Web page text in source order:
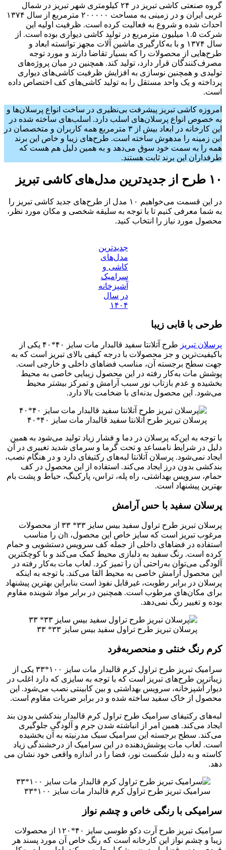
گروه صنعتی کاشی تبریز در ۲۴ کیلومتری شهر تبریز در شمال
غربی ایران و در زمینی به مساحت ۲۰۰۰۰۰ مترمربع از سال ۱۳۷۴
احداث شده و شروع به فعالیت کرده است. ظرفیت اولیه این
شرکت ۱.۵ میلیون مترمربع در تولید کاشی دیواری بوده است. از
سال ۱۳۷۴ و با به‌کارگیری ماشین آلات مجهز توانسته ابعاد و
طرح‌هایی از محصولات را که بسیار تقاضا دارند و مورد توجه
مصرف‌کنندگان قرار دارد، تولید کند. همچنین در میان پروژه‌های
تولیدی و همچنین نوسازی به افزایش ظرفیت کاشی‌های دیواری
پرداخته و یک واحد مستقل را به تولید کاشی‌های کف اختصاص داده
است.
امروزه کاشی تبریز پیشرفت بی‌نظیری در ساخت انواع پرسلان‌ها و
به خصوص انواع پرسلان‌های اسلب دارد. اسلب‌های ساخته شده در
این کارخانه در ابعاد بیش از ۳ مترمربع همه کاربران و متخصصان در
این زمینه را مدهوش ساخته است. طرح‌های زیبا و خاص این برند
همه را به سمت خود سوق می‌دهد و به همین دلیل هم هست که
طرفداران این برند ثابت هستند.
۱۰ طرح از جدیدترین مدل‌های کاشی تبریز
در این قسمت می‌خواهیم ۱۰ مدل از طرح‌های جدید کاشی تبریز را
به شما معرفی کنیم تا با توجه به سلیقه شخصی و مکان مورد نظر،
محصول مورد نیاز را انتخاب کنید.
جدیدترین
مدل‌های
کاشی و
سرامیک
آشپزخانه
در سال
۱۴۰۴
طرحی با قابی زیبا
پرسلان تبریز
طرح آتلانتا سفید قالبدار مات سایز ۴۰*۴۰ یکی از
باکیفیت‌ترین و جز محصولات با درجه کیفی بالای تبریز است که به
جهت سطح برجسته آن، مناسب فضاهای داخلی و خارجی است.
پوشش مات به‌کار رفته در این محصول زیبایی خاصی به محیط
بخشیده و عدم بازتاب نور سبب آرامش و تمرکز بیشتر محیط
می‌شود. این محصول بدنه‌ای با ضخامت بالا دارد.
پرسلان تبریز طرح آتلانتا سفید قالبدار مات سایز ۴۰*۴۰
با توجه به این‌که پرسلان در دما و فشار زیاد تولید می‌شود به همین
دلیل در شرایط نامساعد و تحت گرما و سرمای شدید تغییری در آن
ایجاد نمی‌شود. پرسلان آتلانتا لبه‌های رکتیفای دارد و در هنگام نصب،
بندکشی بدون درز ایجاد می‌کند. استفاده از این محصول در کف
حمام، سرویس بهداشتی، راه پله، تراس، پارکینگ، حیاط و پشت بام
بهترین پیشنهاد است.
پرسلان سفید با حس آرامش
پرسلان تبریز طرح تراول سفید بیس سایز ۳۳* ۳۳ از محصولات
مرغوب تبریز است که سایز خاص این محصول، hن را مناسب
استفاده در فضاهای داخلی از جمله کف سرویس دستشویی و حمام
کرده است. رنگ سفید به دلبازی محیط کمک می‌کند و با کوچکترین
آلودگی می‌توان به‌راحتی آن را تمیز کرد. لعاب مات به‌کار رفته در
این محصول آرامش خاصی به محیط القا می‌کند. با توجه به اینکه
پرسلان در برابر رطوبت، غیرقابل نفوذ است بنابراین بهترین پیشنهاد
برای مکان‌های مرطوب است. همچنین در برابر مواد شوینده مقاوم
بوده و تغییر رنگ نمی‌دهد.
پرسلان تبریز طرح تراول سفید بیس سایز ۳۳* ۳۳
کرم رنگ خنثی و منحصربه‌فرد
سرامیک تبریز طرح تراول کرم قالبدار مات سایز ۱۰۰*۳۳ یکی از
زیباترین طرح‌های تبریز است که با توجه به سایزی که دارد اغلب در
دیوار آشپزخانه، سرویس بهداشتی و بین کابینتی نصب می‌شود. این
محصول از خاک سفید ساخته شده و در برابر ضربات مقاوم است.
لبه‌های رکتیفای سرامیک طرح تراول کرم قالبدار بندکشی بدون بند
ایجاد می‌کند. همین امر از انباشته شدن جرم و آلودگی جلوگیری
می‌کند. سطح برجسته این سرامیک سبک مدرنیته به آن بخشیده
است. لعاب مات پوشش‌دهنده در این سرامیک از درخشندگی زیاد
کاسته و به دلیل شکست نور، فضا را در اندازه واقعی خود نشان می
دهد.
سرامیک تبریز طرح تراول کرم قالبدار مات سایز ۱۰۰*۳۳
سرامیکی با رنگی خاص و چشم نواز
سرامیک تبریز طرح آرت دکو طوسی سایز ۴۰*۱۲۰ از محصولات
زیبا و چشم نواز این کارخانه است که رنگ خاص آن مورد پسند هر